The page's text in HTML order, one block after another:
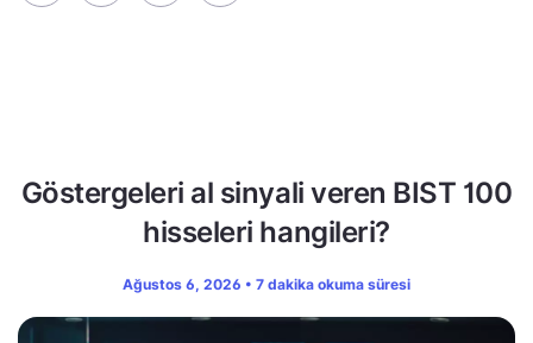
Göstergeleri al sinyali veren BIST 100
hisseleri hangileri?
Ağustos 6, 2026 • 7 dakika okuma süresi